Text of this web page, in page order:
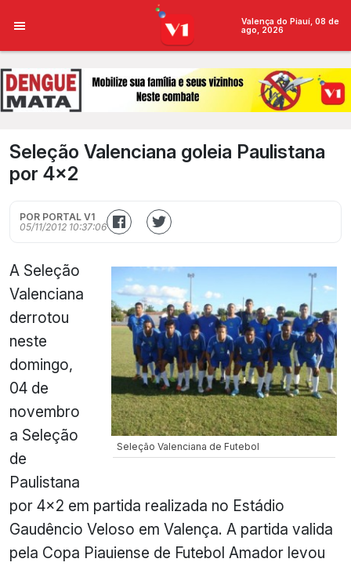
Valença do Piauí, 08 de
ago, 2026
Seleção Valenciana goleia Paulistana
por 4×2
POR PORTAL V1
05/11/2012 10:37:06
Seleção Valenciana de Futebol
A Seleção
Valenciana
derrotou
neste
domingo,
04 de
novembro
a Seleção
de
Paulistana
por 4×2 em partida realizada no Estádio
Gaudêncio Veloso em Valença. A partida valida
pela Copa Piauiense de Futebol Amador levou